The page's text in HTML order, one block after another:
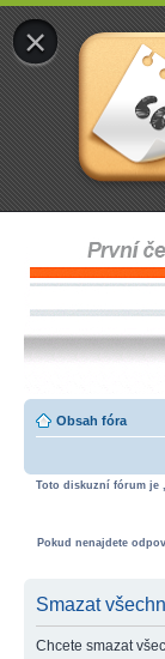
×
Obsah fóra
Toto diskuzní fórum je
Pokud nenajdete
Smazat
Chcete smazat